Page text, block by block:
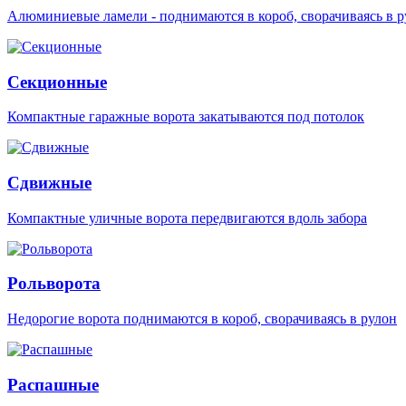
Алюминиевые ламели - поднимаются в короб, сворачиваясь в
Секционные
Компактные гаражные ворота закатываются под потолок
Сдвижные
Компактные уличные ворота передвигаются вдоль забора
Рольворота
Недорогие ворота поднимаются в короб, сворачиваясь в рулон
Распашные